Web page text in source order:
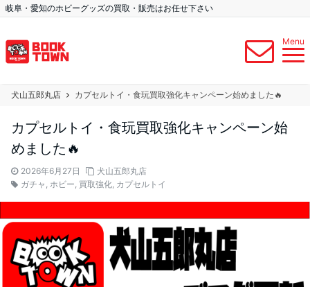
岐阜・愛知のホビーグッズの買取・販売はお任せ下さい
Menu
犬山五郎丸店 カプセルトイ・食玩買取強化キャンペーン始めました🔥
カプセルトイ・食玩買取強化キャンペーン始
めました🔥
2026年6月27日
犬山五郎丸店
ガチャ , ホビー, 買取強化, カプセルトイ